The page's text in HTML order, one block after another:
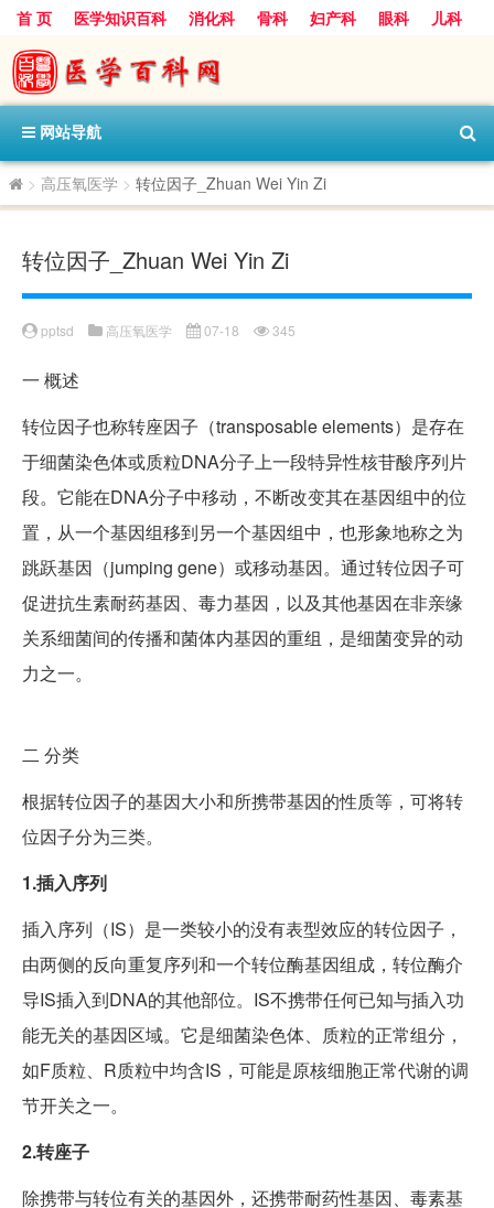
首 页 医学知识百科 消化科 骨科 妇产科 眼科
儿科
心血管病科
呼吸科 神经科
内分泌科
口腔科
网站导航
> 高压氧医学 > 转位因子_Zhuan Wei Yin Zi
转位因子_Zhuan Wei Yin Zi
pptsd 高压氧医学 07-18 345
一 概述
转位因子也称转座因子（transposable elements）是存在
于细菌染色体或质粒DNA分子上一段特异性核苷酸序列片
段。它能在DNA分子中移动，不断改变其在基因组中的位
置，从一个基因组移到另一个基因组中，也形象地称之为
跳跃基因（jumping gene）或移动基因。通过转位因子可
促进抗生素耐药基因、毒力基因，以及其他基因在非亲缘
关系细菌间的传播和菌体内基因的重组，是细菌变异的动
力之一。
二 分类
根据转位因子的基因大小和所携带基因的性质等，可将转
位因子分为三类。
1.插入序列
插入序列（IS）是一类较小的没有表型效应的转位因子，
由两侧的反向重复序列和一个转位酶基因组成，转位酶介
导IS插入到DNA的其他部位。IS不携带任何已知与插入功
能无关的基因区域。它是细菌染色体、质粒的正常组分，
如F质粒、R质粒中均含IS，可能是原核细胞正常代谢的调
节开关之一。
2.转座子
除携带与转位有关的基因外，还携带耐药性基因、毒素基